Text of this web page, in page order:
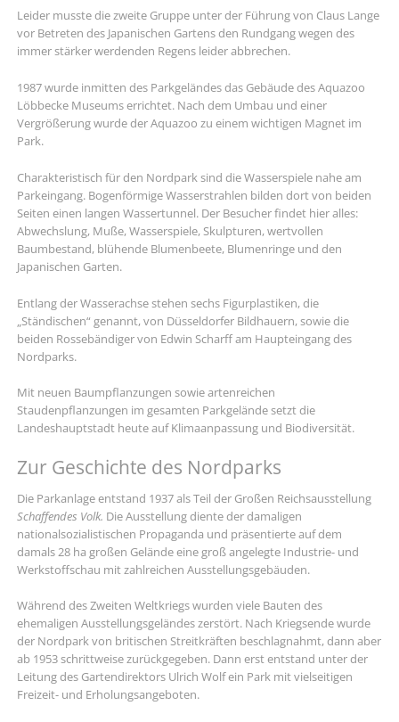
Leider musste die zweite Gruppe unter der Führung von Claus Lange
vor Betreten des Japanischen Gartens den Rundgang wegen des
immer stärker werdenden Regens leider abbrechen.
1987 wurde inmitten des Parkgeländes das Gebäude des Aquazoo
Löbbecke Museums errichtet. Nach dem Umbau und einer
Vergrößerung wurde der Aquazoo zu einem wichtigen Magnet im
Park.
Charakteristisch für den Nordpark sind die Wasserspiele nahe am
Parkeingang. Bogenförmige Wasserstrahlen bilden dort von beiden
Seiten einen langen Wassertunnel. Der Besucher findet hier alles:
Abwechslung, Muße, Wasserspiele, Skulpturen, wertvollen
Baumbestand, blühende Blumenbeete, Blumenringe und den
Japanischen Garten.
Entlang der Wasserachse stehen sechs Figurplastiken, die
„Ständischen“ genannt, von Düsseldorfer Bildhauern, sowie die
beiden Rossebändiger von Edwin Scharff am Haupteingang des
Nordparks.
Mit neuen Baumpflanzungen sowie artenreichen
Staudenpflanzungen im gesamten Parkgelände setzt die
Landeshauptstadt heute auf Klimaanpassung und Biodiversität.
Zur Geschichte des Nordparks
Die Parkanlage entstand 1937 als Teil der Großen Reichsausstellung
Schaffendes Volk. Die Ausstellung diente der damaligen
nationalsozialistischen Propaganda und präsentierte auf dem
damals 28 ha großen Gelände eine groß angelegte Industrie- und
Werkstoffschau mit zahlreichen Ausstellungsgebäuden.
Während des Zweiten Weltkriegs wurden viele Bauten des
ehemaligen Ausstellungsgeländes zerstört. Nach Kriegsende wurde
der Nordpark von britischen Streitkräften beschlagnahmt, dann aber
ab 1953 schrittweise zurückgegeben. Dann erst entstand unter der
Leitung des Gartendirektors Ulrich Wolf ein Park mit vielseitigen
Freizeit- und Erholungsangeboten.